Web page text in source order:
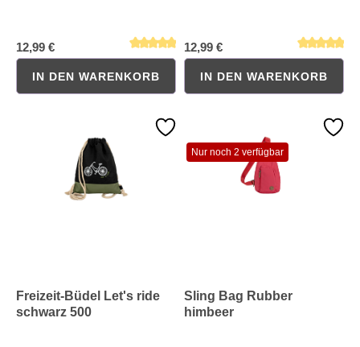
12,99 €
Durchschnittliche Bewertung von 5 von 5 Sternen
IN DEN WARENKORB
12,99 €
Durchschnittliche Bewertung
IN DEN WARENKORB
Freizeit-Büdel Let's ride
schwarz 500
Nur noch 2 verfügbar
Sling Bag Rubber
himbeer